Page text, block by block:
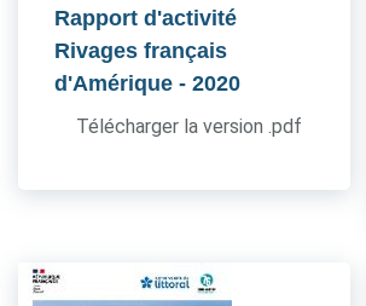
Rapport d'activité
Rivages français
d'Amérique - 2020
Télécharger la version .pdf